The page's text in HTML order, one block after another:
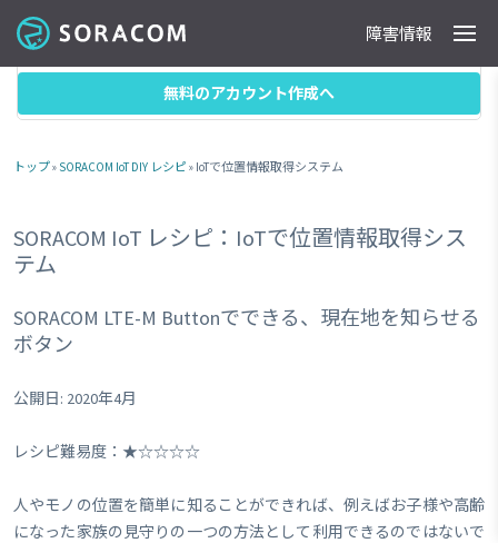
製品
事例
料金
ドキュメント
導入支援
IoTストア
最新情報 障害情報
トップ» SORACOM IoT DIY レシピ » IoTで位置情報取得システム
SORACOM IoT レシピ：IoTで位置情報取得シス
テム
SORACOM LTE-M Buttonでできる、現在地を知らせる
ボタン
公開日: 2020年4月
レシピ難易度：★☆☆☆☆
人やモノの位置を簡単に知ることができれば、例えばお子様や高齢
になった家族の見守りの一つの方法として利用できるのではないで
無料のアカウント作成へ